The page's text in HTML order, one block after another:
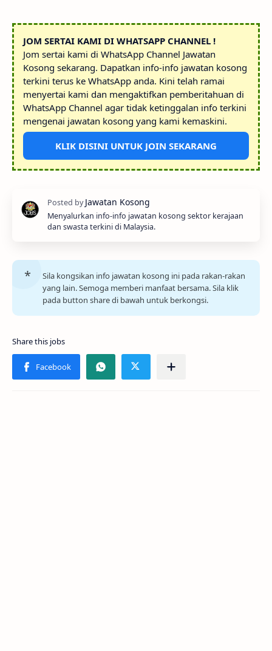
JOM SERTAI KAMI DI WHATSAPP CHANNEL !
Jom sertai kami di WhatsApp Channel Jawatan
Kosong sekarang. Dapatkan info-info jawatan kosong
terkini terus ke WhatsApp anda. Kini telah ramai
menyertai kami dan mengaktifkan pemberitahuan di
WhatsApp Channel agar tidak ketinggalan info terkini
mengenai jawatan kosong yang kami kemaskini.
KLIK DISINI UNTUK JOIN SEKARANG
Menyalurkan info-info jawatan kosong sektor kerajaan
dan swasta terkini di Malaysia.
Sila kongsikan info jawatan kosong ini pada rakan-rakan
yang lain. Semoga memberi manfaat bersama. Sila klik
pada button share di bawah untuk berkongsi.